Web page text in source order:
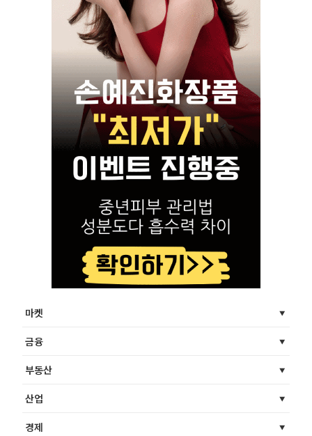
마켓
금융
부동산
산업
경제